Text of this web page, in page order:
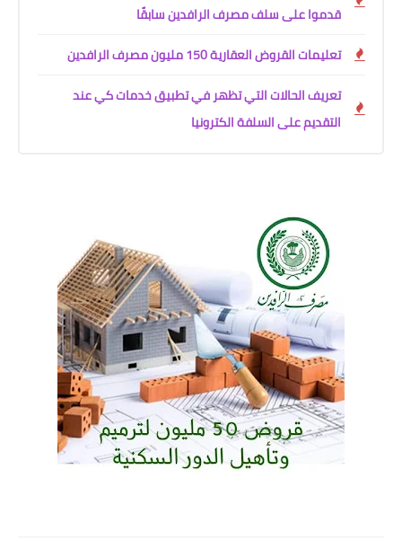
قدموا على سلف مصرف الرافدين سابقًا
تعليمات القروض العقارية 150 مليون مصرف الرافدين
تعريف الحالات التي تظهر في تطبيق خدمات كي عند
التقديم على السلفة الكترونيا